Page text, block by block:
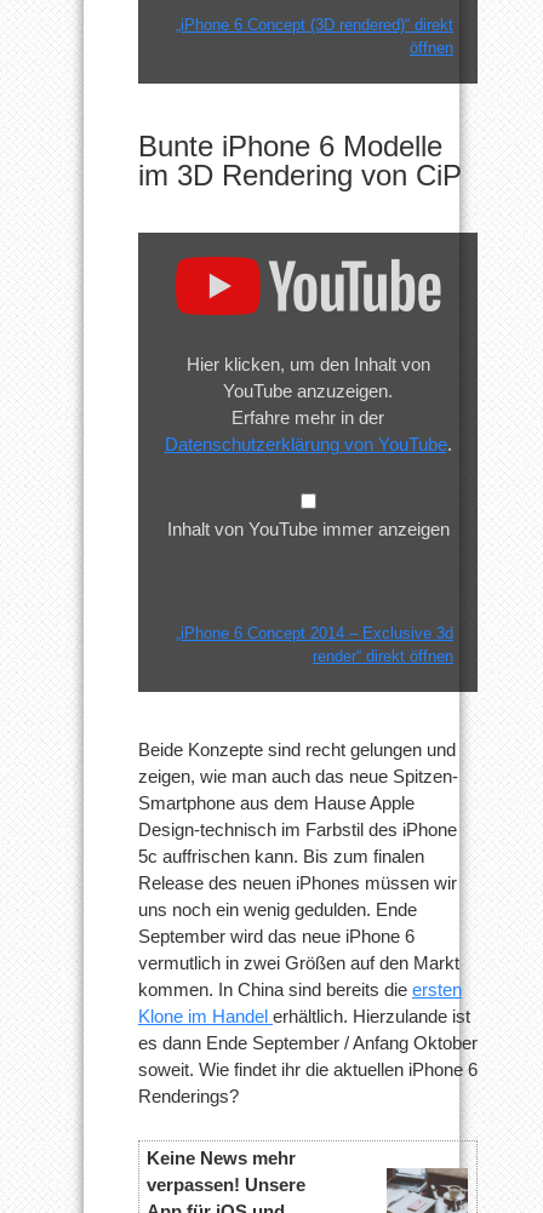
„iPhone 6 Concept (3D rendered)“ direkt
öffnen
Bunte iPhone 6 Modelle
im 3D Rendering von CiP
Concept
YouTube
Hier klicken, um den Inhalt von
YouTube anzuzeigen.
Erfahre mehr in der
Datenschutzerklärung von YouTube.
Inhalt von YouTube immer anzeigen
„iPhone 6 Concept 2014 – Exclusive 3d
render“ direkt öffnen
Beide Konzepte sind recht gelungen und
zeigen, wie man auch das neue Spitzen-
Smartphone aus dem Hause Apple
Design-technisch im Farbstil des iPhone
5c auffrischen kann. Bis zum finalen
Release des neuen iPhones müssen wir
uns noch ein wenig gedulden. Ende
September wird das neue iPhone 6
vermutlich in zwei Größen auf den Markt
kommen. In China sind bereits die ersten
Klone im Handel erhältlich. Hierzulande ist
es dann Ende September / Anfang Oktober
soweit. Wie findet ihr die aktuellen iPhone 6
Renderings?
Keine News mehr
verpassen! Unsere